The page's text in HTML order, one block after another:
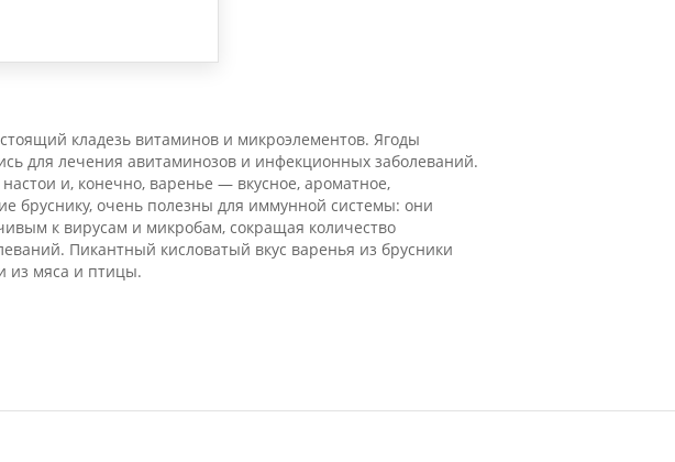
кладезь витаминов и микроэлементов. Ягоды
для лечения авитаминозов и инфекционных заболеваний.
и, конечно, варенье — вкусное, ароматное,
бруснику, очень полезны для иммунной системы: они
к вирусам и микробам, сокращая количество
Пикантный кисловатый вкус варенья из брусники
из мяса и птицы.